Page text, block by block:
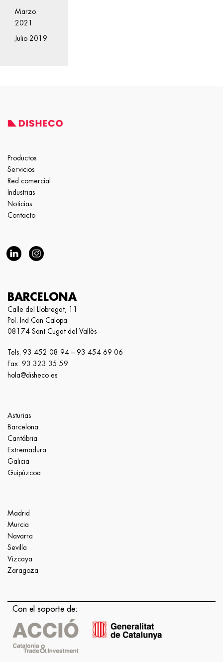
Marzo
2021
Julio 2019
Productos
Servicios
Red comercial
Industrias
Noticias
Contacto
BARCELONA
Calle del Llobregat, 11
Pol. Ind Can Calopa
08174 Sant Cugat del Vallès
Tels. 93 452 08 94 – 93 454 69 06
Fax. 93 323 35 59
hola@disheco.es
Asturias
Barcelona
Cantábria
Extremadura
Galicia
Guipúzcoa
Madrid
Murcia
Navarra
Sevilla
Vizcaya
Zaragoza
Con el soporte de: